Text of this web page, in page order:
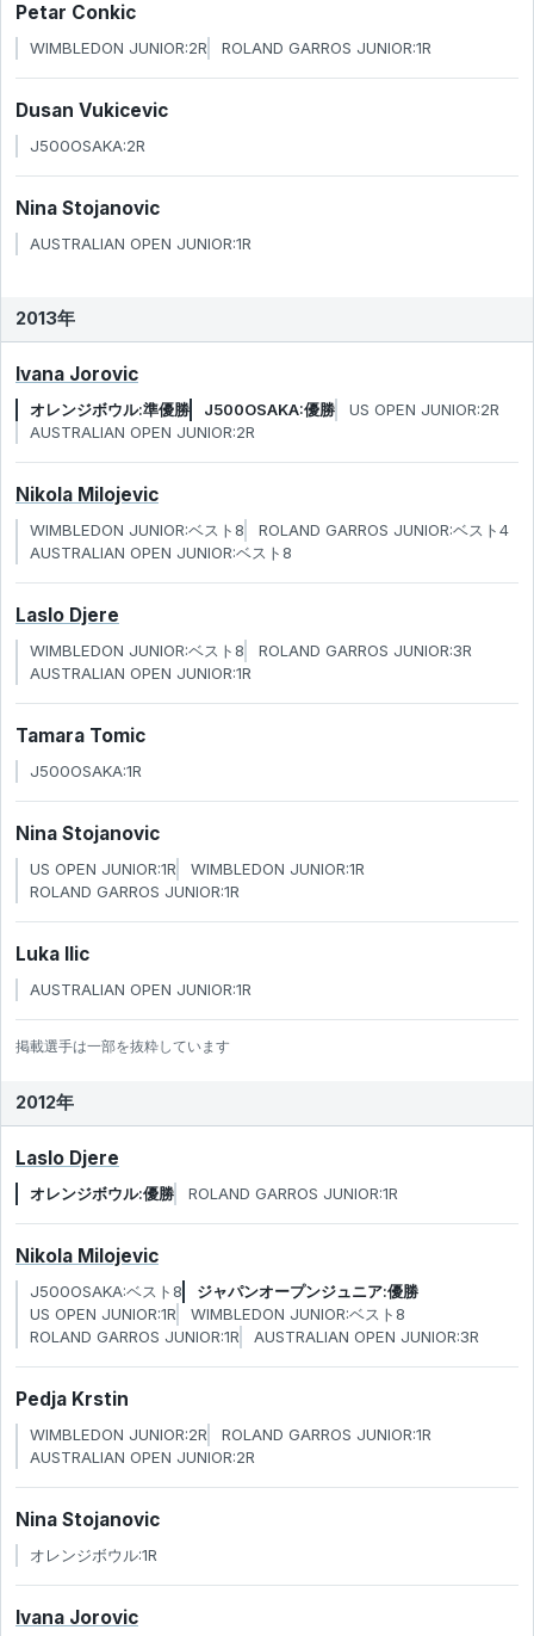
Petar Conkic
WIMBLEDON JUNIOR:2R ROLAND GARROS JUNIOR:1R
Dusan Vukicevic
J500OSAKA:2R
Nina Stojanovic
AUSTRALIAN OPEN JUNIOR:1R
2013年
Ivana Jorovic
オレンジボウル:準優勝 J500OSAKA:優勝
US OPEN JUNIOR:2R
AUSTRALIAN OPEN JUNIOR:2R
Nikola Milojevic
WIMBLEDON JUNIOR:ベスト8
ROLAND GARROS JUNIOR:ベスト4
AUSTRALIAN OPEN JUNIOR:ベスト8
Laslo Djere
WIMBLEDON JUNIOR:ベスト8
ROLAND GARROS JUNIOR:3R
AUSTRALIAN OPEN JUNIOR:1R
Tamara Tomic
J500OSAKA:1R
Nina Stojanovic
US OPEN JUNIOR:1R
WIMBLEDON JUNIOR:1R
ROLAND GARROS JUNIOR:1R
Luka Ilic
AUSTRALIAN OPEN JUNIOR:1R
掲載選手は一部を抜粋しています
2012年
Laslo Djere
オレンジボウル:優勝 ROLAND GARROS JUNIOR:1R
Nikola Milojevic
J500OSAKA:ベスト8
ジャパンオープンジュニア:優勝
US OPEN JUNIOR:1R
WIMBLEDON JUNIOR:ベスト8
ROLAND GARROS JUNIOR:1R
AUSTRALIAN OPEN JUNIOR:3R
Pedja Krstin
WIMBLEDON JUNIOR:2R
ROLAND GARROS JUNIOR:1R
AUSTRALIAN OPEN JUNIOR:2R
Nina Stojanovic
オレンジボウル:1R
Ivana Jorovic